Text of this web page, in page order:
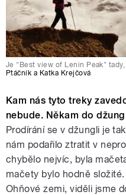
Je "Best view of Lenin Peak"
Ptáčník a Katka Krejčová
Kam nás tyto treky
nebude. Někam do
Prodírání se v džungli je
nám podařilo ztratit v
chybělo nejvíc, byla
mačety bylo hodně
Ohňové zemi, viděli jsme